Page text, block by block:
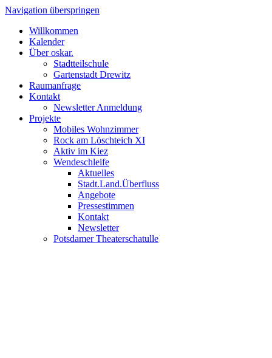
Navigation überspringen
Willkommen
Kalender
Über oskar.
Stadtteilschule
Gartenstadt Drewitz
Raumanfrage
Kontakt
Newsletter Anmeldung
Projekte
Mobiles Wohnzimmer
Rock am Löschteich XI
Aktiv im Kiez
Wendeschleife
Aktuelles
Stadt.Land.Überfluss
Angebote
Pressestimmen
Kontakt
Newsletter
Potsdamer Theaterschatulle